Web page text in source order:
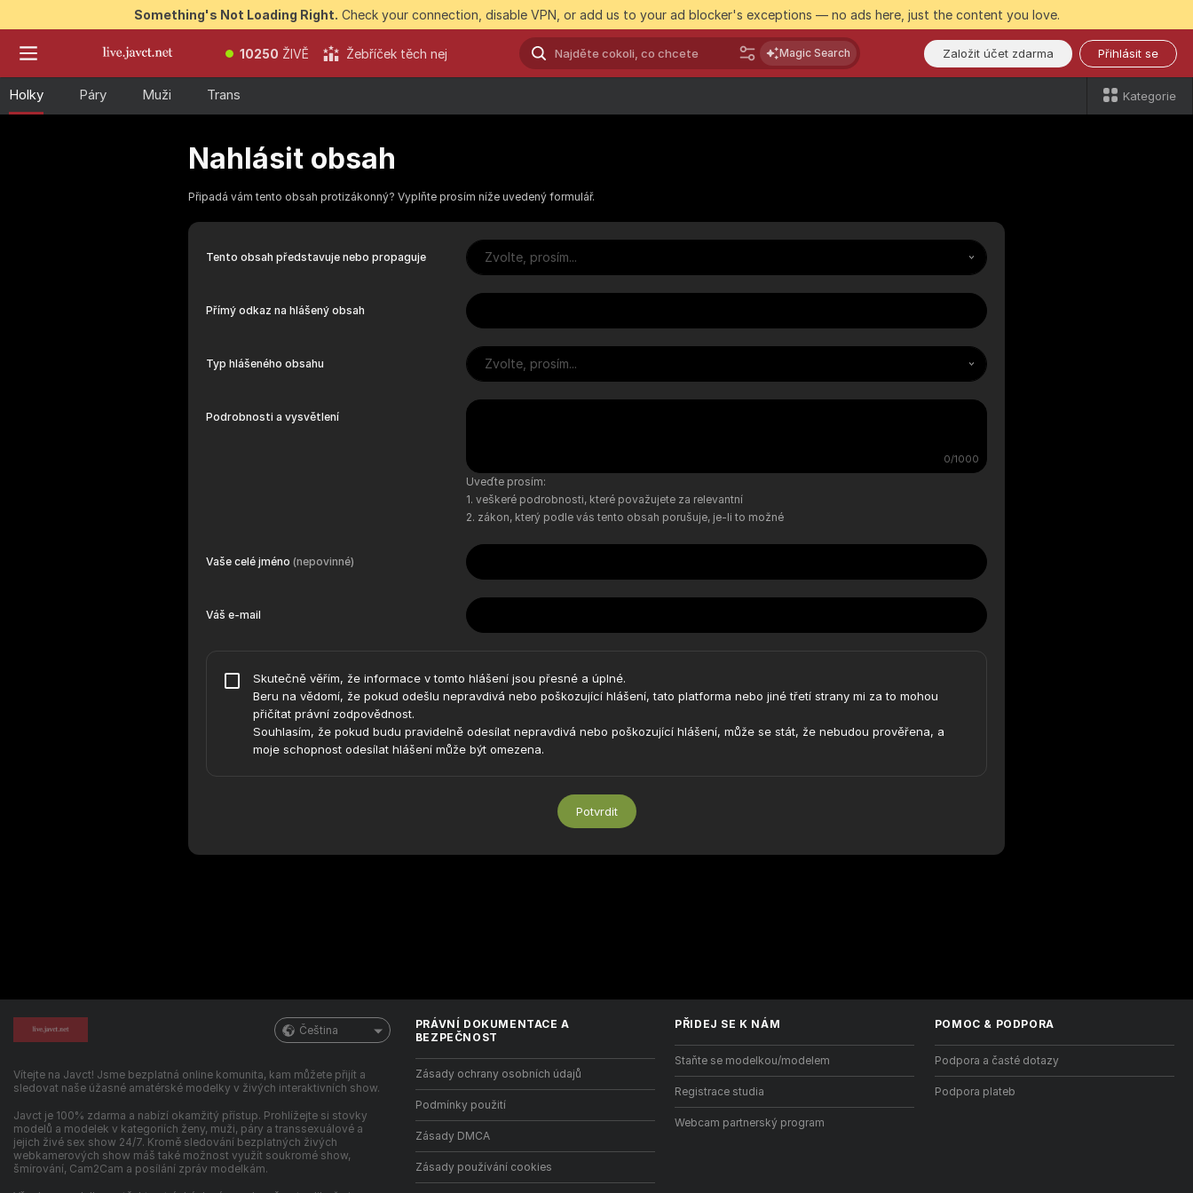
Something's Not Loading Right. Check your connection, disable VPN, or add us to your ad blocker's exceptions — no ads here, just the content you love.
10250 ŽIVĚ Žebříček těch nej Magic Search Založit účet zdarma Přihlásit se
Holky Páry Muži Trans Kategorie
Nahlásit obsah
Připadá vám tento obsah protizákonný? Vyplňte prosím níže uvedený formulář.
Tento obsah představuje nebo propaguje Zvolte, prosím...
Přímý odkaz na hlášený obsah
Typ hlášeného obsahu Zvolte, prosím...
Podrobnosti a vysvětlení
0/1000
Uveďte prosím:
veškeré podrobnosti, které považujete za relevantní
zákon, který podle vás tento obsah porušuje, je-li to možné
Vaše celé jméno (nepovinné)
Váš e-mail
Skutečně věřím, že informace v tomto hlášení jsou přesné a úplné.
Beru na vědomí, že pokud odešlu nepravdivá nebo poškozující hlášení, tato platforma nebo jiné třetí strany mi za to mohou
přičítat právní zodpovědnost.
Souhlasím, že pokud budu pravidelně odesílat nepravdivá nebo poškozující hlášení, může se stát, že nebudou prověřena, a
moje schopnost odesílat hlášení může být omezena.
Potvrdit
Čeština
Vítejte na Javct! Jsme bezplatná online komunita, kam můžete přijít a
sledovat naše úžasné amatérské modelky v živých interaktivních show.
Javct je 100% zdarma a nabízí okamžitý přístup. Prohlížejte si stovky
modelů a modelek v kategoriích ženy, muži, páry a transsexuálové a
jejich živé sex show 24/7. Kromě sledování bezplatných živých
webkamerových show máš také možnost využít soukromé show,
šmírování, Cam2Cam a posílání zpráv modelkám.
PRÁVNÍ DOKUMENTACE A
BEZPEČNOST
Zásady ochrany osobních údajů
Podmínky použití
Zásady DMCA
Zásady používání cookies
PŘIDEJ SE K NÁM
Staňte se modelkou/modelem
Registrace studia
Webcam partnerský program
POMOC & PODPORA
Podpora a časté dotazy
Podpora plateb